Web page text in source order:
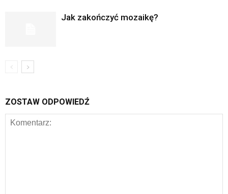
Jak zakończyć mozaikę?
ZOSTAW ODPOWIEDŹ